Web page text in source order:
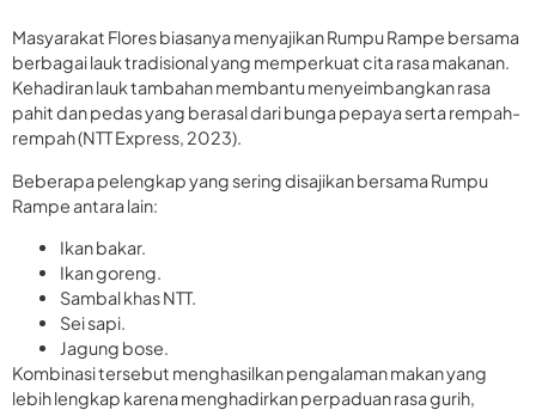
Masyarakat Flores biasanya menyajikan Rumpu Rampe bersama
berbagai lauk tradisional yang memperkuat cita rasa makanan.
Kehadiran lauk tambahan membantu menyeimbangkan rasa
pahit dan pedas yang berasal dari bunga pepaya serta rempah-
rempah (NTT Express, 2023).
Beberapa pelengkap yang sering disajikan bersama Rumpu
Rampe antara lain:
Ikan bakar.
Ikan goreng.
Sambal khas NTT.
Sei sapi.
Jagung bose.
Kombinasi tersebut menghasilkan pengalaman makan yang
lebih lengkap karena menghadirkan perpaduan rasa gurih,